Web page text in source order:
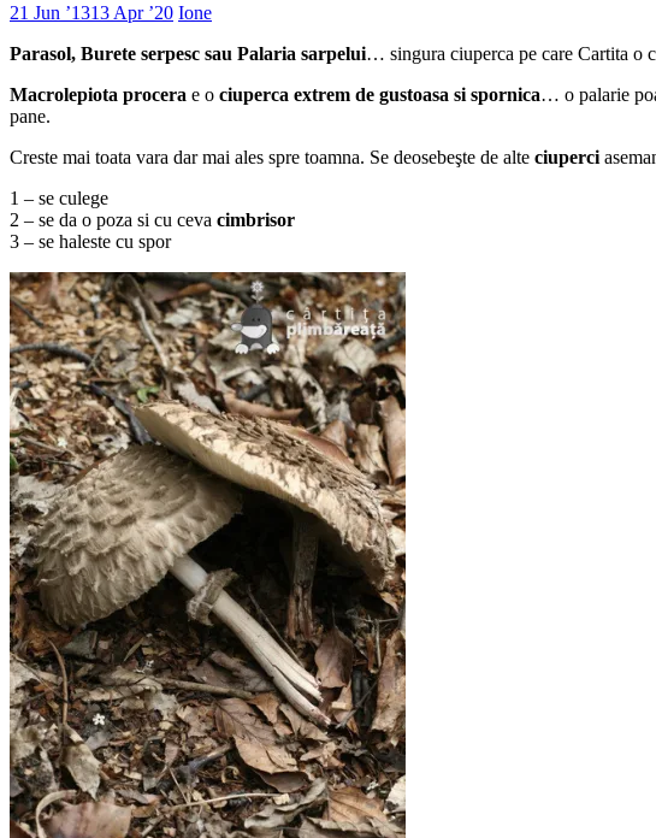
21 Jun ’1313 Apr ’20 Ione
Parasol, Burete serpesc sau Palaria sarpelui… singura ciuperca pe care Cartita o
Macrolepiota procera e o ciuperca extrem de gustoasa si spornica… o palarie
pane.
Creste mai toata vara dar mai ales spre toamna. Se deosebeşte de alte ciuperci
1 – se culege
2 – se da o poza si cu ceva cimbrisor
3 – se haleste cu spor